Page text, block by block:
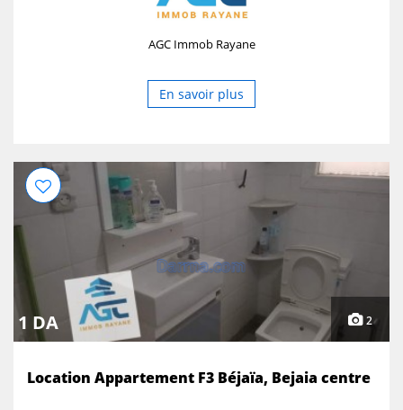
AGC Immob Rayane
En savoir plus
1 DA 2
Location Appartement F3 Béjaïa, Bejaia centre